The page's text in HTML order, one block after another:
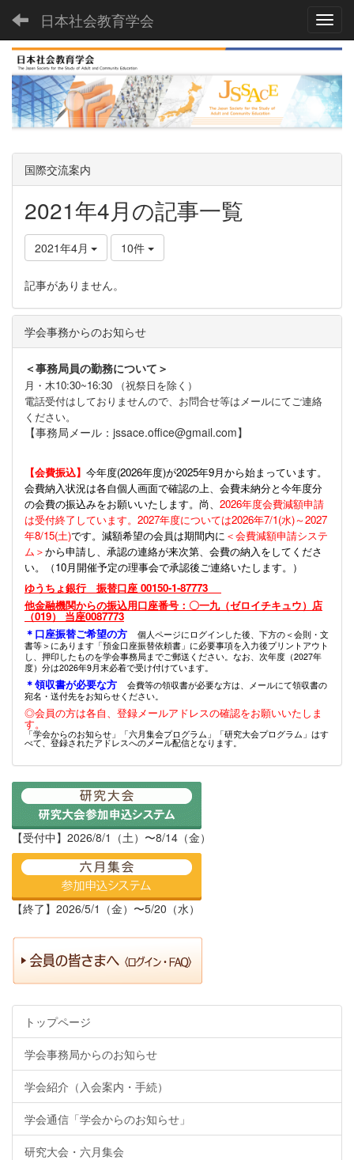
日本社会教育学会
国際交流案内
2021年4月の記事一覧
2021年4月 10件
記事がありません。
学会事務からのお知らせ
＜事務局員の勤務について＞
月・木10:30~16:30 （祝祭日を除く）
電話受付はしておりませんので、お問合せ等はメールにてご連絡
ください。
【事務局メール：jssace.office@gmail.com】
【会費振込】 今年度(2026年度)が2025年9月から始まっています。
会費納入状況は各自個人画面で確認の上、会費未納分と今年度分
の会費の振込みをお願いいたします。尚、 2026年度会費減額申請
は受付終了しています。2027年度については2026年7/1(水)～2027
年8/15(土)です。減額希望の会員は期間内に ＜会費減額申請システ
ム＞から申請し、承認の連絡が来次第、会費の納入をしてくださ
い。（10月開催予定の理事会で承認後ご連絡いたします。）
ゆうちょ銀行 振替口座 00150-1-87773
他金融機関からの振込用口座番号：〇一九（ゼロイチキュウ）店
（019） 当座0087773
＊口座振替ご希望の方
個人ページにログインした後、下方の＜会則・文
書等＞にあります「預金口座振替依頼書」に必要事項を入力後プリントアウト
し、押印したものを学会事務局までご郵送ください。なお、次年度（2027年
度）分は2026年9月末必着で受け付けています。
＊領収書が必要な方
会費等の領収書が必要な方は、メールにて領収書の
宛名・送付先をお知らせください。
◎会員の方は各自、登録メールアドレスの確認をお願いいたしま
す。
「学会からのお知らせ」「六月集会プログラム」「研究大会プログラム」はす
べて、登録されたアドレスへのメール配信となります。
【受付中】2026/8/1（土）〜8/14（金）
【終了】2026/5/1（金）〜5/20（水）
トップページ
学会事務局からのお知らせ
学会紹介（入会案内・手続）
学会通信「学会からのお知らせ」
研究大会・六月集会